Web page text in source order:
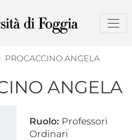
al
contenuto
PROCACCINO ANGELA
ANGELA
Ruolo: Professori
Ordinari